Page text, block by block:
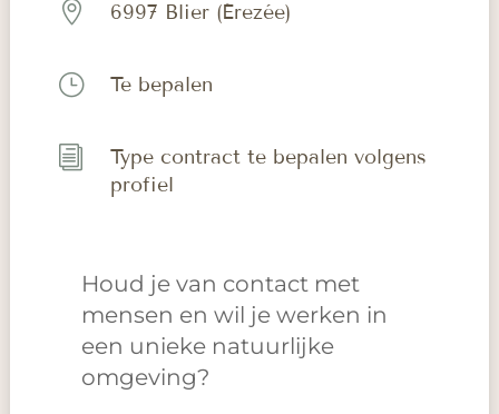
 6997 Blier (Érezée)
} Te bepalen
i
Type contract te bepalen volgens
profiel
Houd je van contact met
mensen en wil je werken in
een unieke natuurlijke
omgeving?